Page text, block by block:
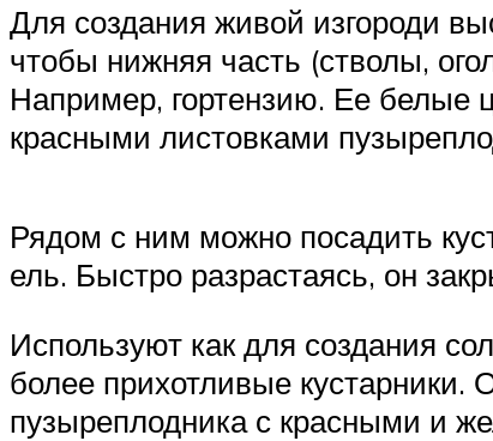
Для создания живой изгороди
чтобы нижняя часть (стволы,
Например, гортензию. Ее белые
красными листовками
Рядом с ним можно посадить
ель. Быстро разрастаясь, он
Используют как для создания
более прихотливые
пузыреплодника с красными и